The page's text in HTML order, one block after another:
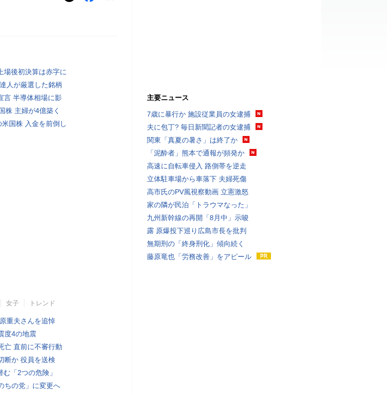
場後初決算は赤字に
人が厳選した銘柄
言 半導体相場に影
株 主婦が4億築く
米国株 入金を前倒し
女子 トレンド
重夫さんを追悼
度4の地震
亡 直前に不審行動
断か 役員を送検
「2つの危険」
ちの党」に変更へ
主要ニュース
7歳に暴行か 施設従業員の女逮捕
夫に包丁? 毎日新聞記者の女逮捕
関東「真夏の暑さ」は終了か
「泥酔者」熊本で通報が頻発か
高速に自転車侵入 路側帯を逆走
立体駐車場から車落下 夫婦死傷
高市氏のPV風視察動画 立憲激怒
家の隣が民泊「トラウマなった」
九州新幹線の再開「8月中」示唆
露 原爆投下巡り広島市長を批判
無期刑の「終身刑化」傾向続く
藤原竜也「労務改善」をアピール